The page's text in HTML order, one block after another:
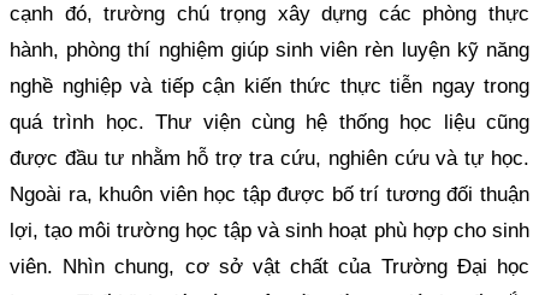
cạnh đó, trường chú trọng xây dựng các phòng thực
hành, phòng thí nghiệm giúp sinh viên rèn luyện kỹ năng
nghề nghiệp và tiếp cận kiến thức thực tiễn ngay trong
quá trình học. Thư viện cùng hệ thống học liệu cũng
được đầu tư nhằm hỗ trợ tra cứu, nghiên cứu và tự học.
Ngoài ra, khuôn viên học tập được bố trí tương đối thuận
lợi, tạo môi trường học tập và sinh hoạt phù hợp cho sinh
viên. Nhìn chung, cơ sở vật chất của Trường Đại học